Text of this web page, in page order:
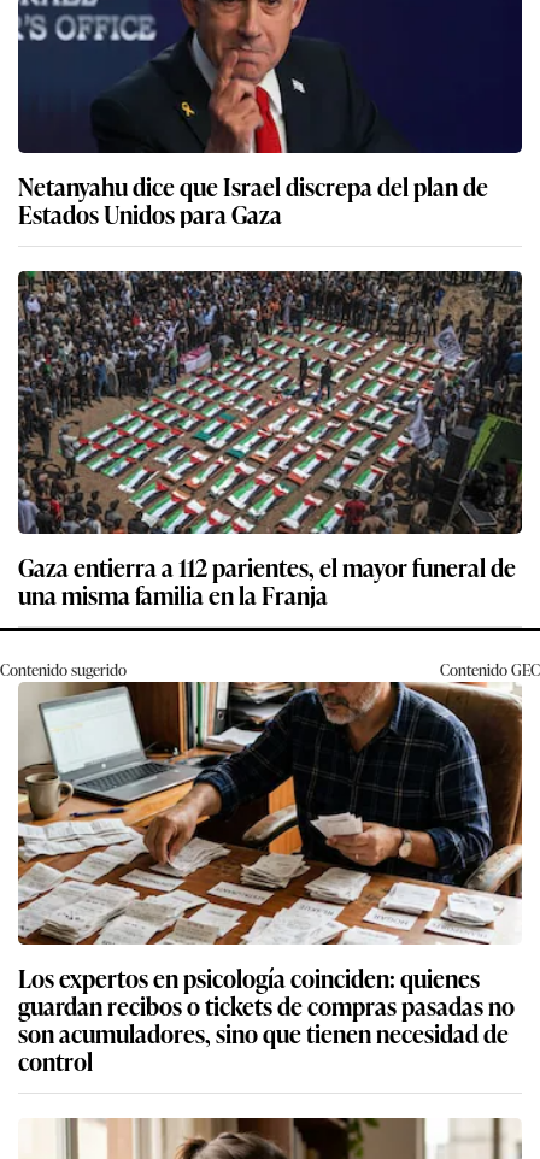
Netanyahu dice que Israel discrepa del plan de
Estados Unidos para Gaza
Gaza entierra a 112 parientes, el mayor funeral de
una misma familia en la Franja
Contenido sugerido ContenidoGEC
Los expertos en psicología coinciden: quienes
guardan recibos o tickets de compras pasadas no
son acumuladores, sino que tienen necesidad de
control